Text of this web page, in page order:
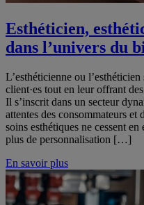
Esthéticien,
dans l’univers du
L’esthéticienne ou
client·es tout en leur offrant
Il s’inscrit dans un secteur
attentes des consommateurs et
soins esthétiques ne cessent
plus de personnalisation […]
En savoir plus